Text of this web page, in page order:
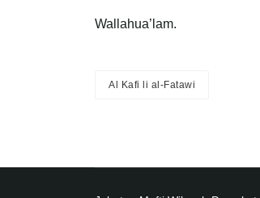
Wallahua’lam.
Al Kafi li al-Fatawi